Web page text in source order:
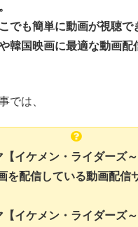
でも簡単に動画が視聴で
韓国映画に最適な動画
では、
【イケメン・ライダーズ
を配信している動画配信
【イケメン・ライダーズ